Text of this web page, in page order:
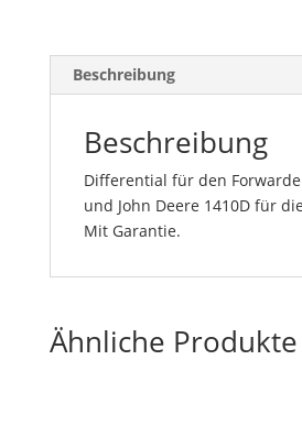
Beschreibung
Beschreibung
Differential für den
und John Deere 1410D für
Mit Garantie.
Ähnliche Produkte